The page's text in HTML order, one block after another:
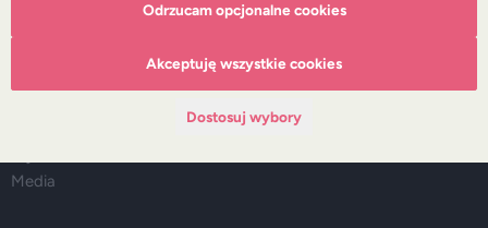
Media
Odrzucam opcjonalne cookies
Akceptuję wszystkie cookies
Dostosuj wybory